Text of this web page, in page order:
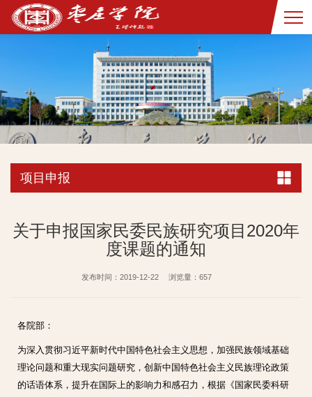
项目申报
关于申报国家民委民族研究项目2020年
度课题的通知
发布时间：2019-12-22 浏览量： 657
各院部：
为深入贯彻习近平新时代中国特色社会主义思想，加强民族领域基础
理论问题和重大现实问题研究，创新中国特色社会主义民族理论政策
的话语体系，提升在国际上的影响力和感召力，根据《国家民委科研